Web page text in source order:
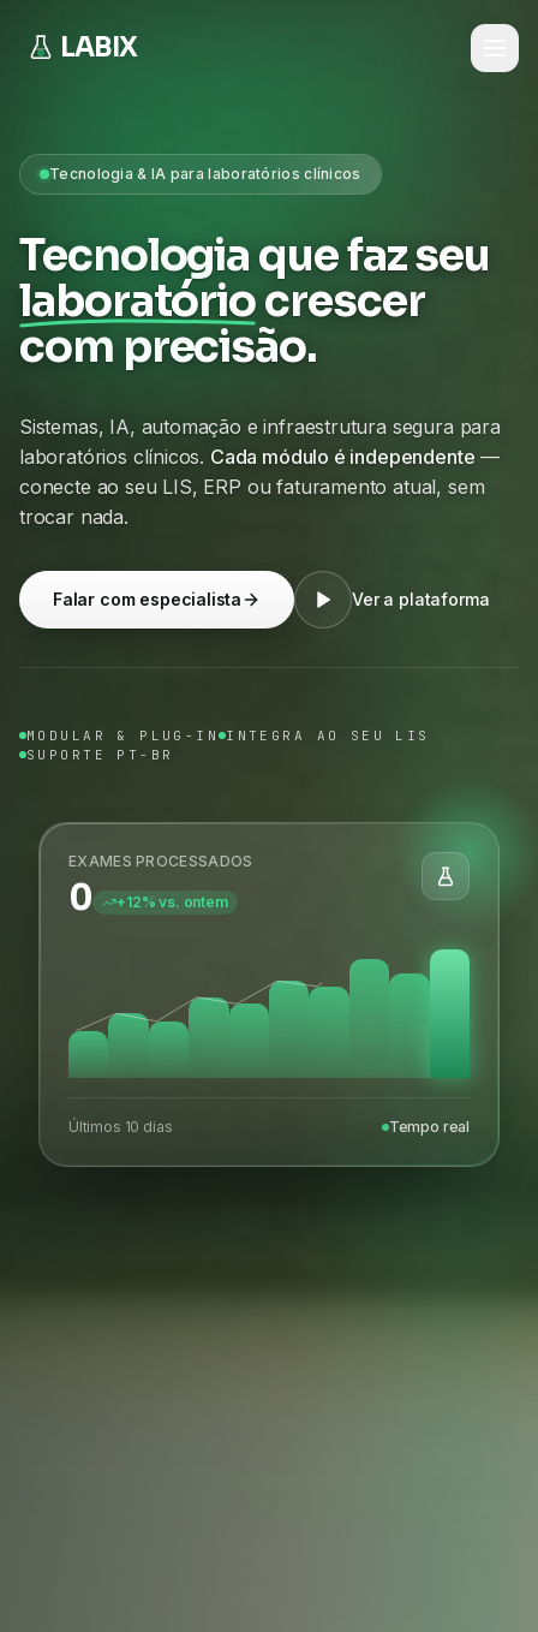
LABIX
Tecnologia & IA para laboratórios clínicos
Tecnologia que faz seu
laboratóriocrescer
com precisão.
Sistemas, IA, automação e infraestrutura segura para
laboratórios clínicos. Cada módulo é independente —
conecte ao seu LIS, ERP ou faturamento atual, sem
trocar nada.
Falar com especialista Ver a plataforma
MODULAR & PLUG-IN INTEGRA AO SEU LIS
SUPORTE PT-BR
EXAMES PROCESSADOS
0 +12% vs. ontem
Últimos 10 dias Tempo real